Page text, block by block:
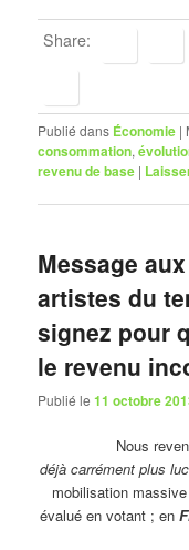
Share:
Publié dans Économie |
consommation,
revenu de base |
Message
artistes du
signez pour
le revenu
Publié le11 octobre
Nous revenons
déjà carrément plus
mobilisation
évalué en votant ; en